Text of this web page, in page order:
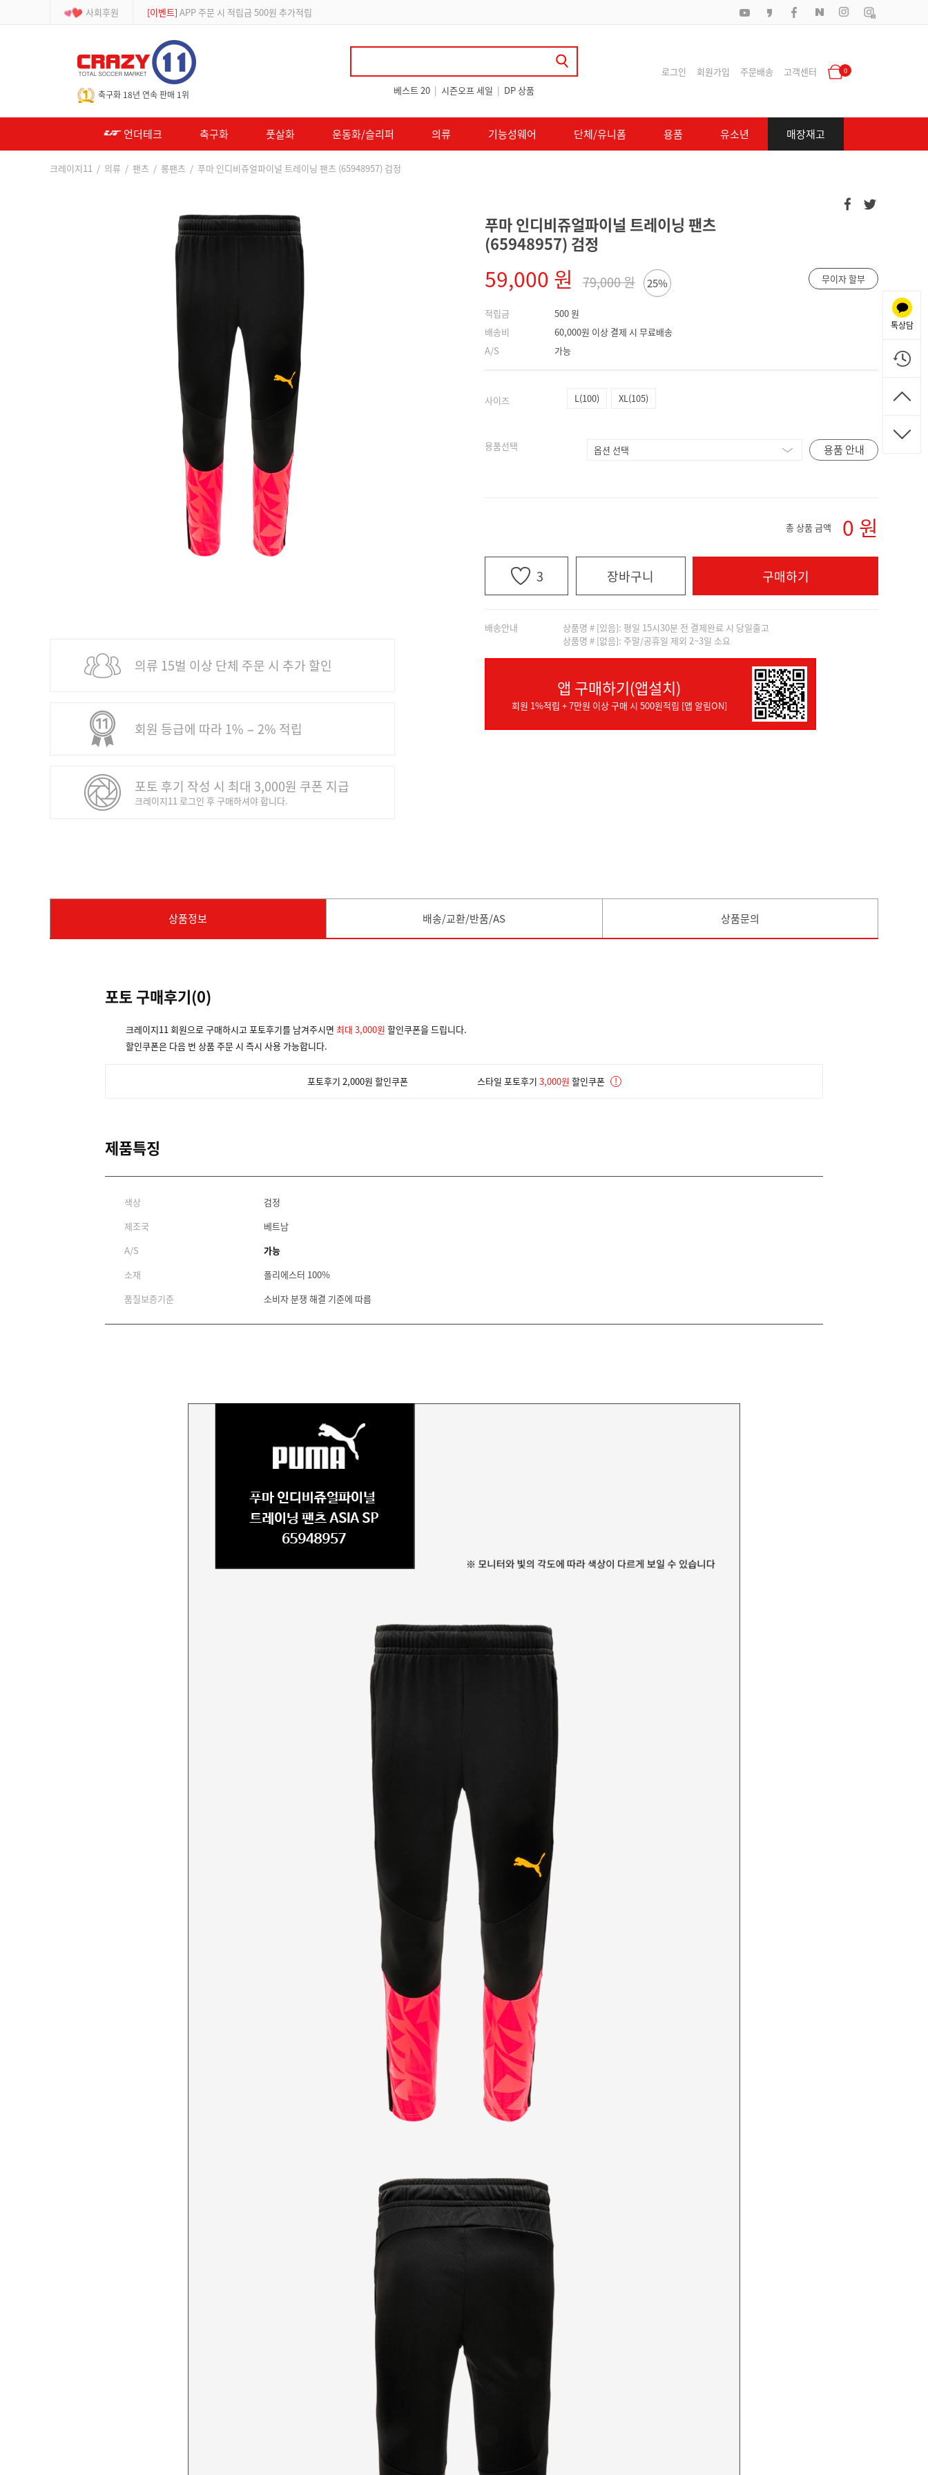
사회후원 [등급제] 회원가입 시 최대 2% 적립 및 할인 쿠폰 지급
축구화 18년 연속 판매 1위 베스트 20 | 시즌오프 세일 | DP 상품
로그인 회원가입 주문배송 고객센터 0
언더테크 축구화 풋살화 운동화/슬리퍼 의류 기능성웨어 단체/유니폼 용품 유소년 매장재고
크레이지11 / 의류 / 팬츠 / 롱팬츠 / 푸마 인디비쥬얼파이널 트레이닝 팬츠 (65948957) 검정
의류 15벌 이상 단체 주문 시 추가 할인
회원 등급에 따라 1% − 2% 적립
포토 후기 작성 시 최대 3,000원 쿠폰 지급
크레이지11 로그인 후 구매하셔야 합니다.
푸마 인디비쥬얼파이널 트레이닝 팬츠
(65948957) 검정
59,000 원 79,000 원 25% 무이자 할부
적립금
배송비
A/S
500 원
60,000원 이상 결제 시 무료배송
가능
사이즈 L(100) XL(105)
용품선택 용품 안내
총 상품 금액 0 원
3 장바구니 구매하기
배송안내
상품명 # [있음]: 평일 15시30분 전 결제완료 시 당일출고
상품명 # [없음]: 주말/공휴일 제외 2~3일 소요
앱 구매하기(앱설치)
회원 1%적립 + 7만원 이상 구매 시 500원적립 [앱 알림ON]
상품정보 배송/교환/반품/AS 상품문의
포토 구매후기(0)
크레이지11 회원으로 구매하시고 포토후기를 남겨주시면 최대 3,000원 할인쿠폰을 드립니다.
할인쿠폰은 다음 번 상품 주문 시 즉시 사용 가능합니다.
포토후기 2,000원 할인쿠폰 스타일 포토후기 3,000원 할인쿠폰 !
제품특징
색상
검정
제조국
베트남
A/S
가능
소재
폴리에스터 100%
품질보증기준
소비자 분쟁 해결 기준에 따름
톡상담